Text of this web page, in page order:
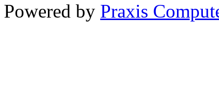
Powered by Praxis